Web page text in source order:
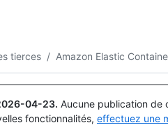
tierces / Amazon Elastic
04-23. Aucune publication de
fonctionnalités, effectuez une